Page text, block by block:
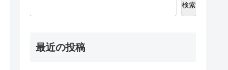
検索
最近の投稿